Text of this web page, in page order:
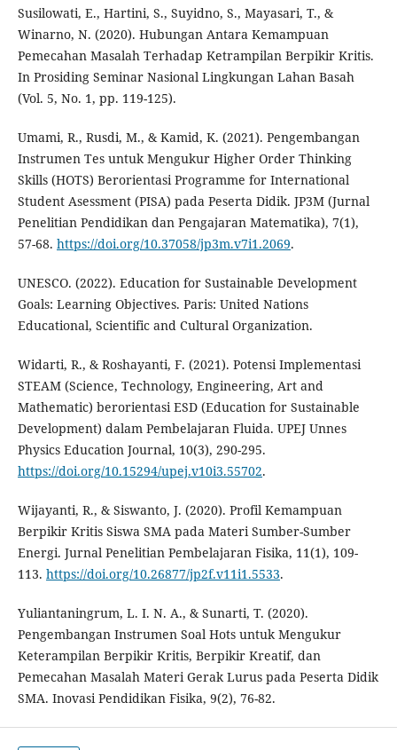
Susilowati, E., Hartini, S., Suyidno, S., Mayasari, T., &
Winarno, N. (2020). Hubungan Antara Kemampuan
Pemecahan Masalah Terhadap Ketrampilan Berpikir Kritis.
In Prosiding Seminar Nasional Lingkungan Lahan Basah
(Vol. 5, No. 1, pp. 119-125).
Umami, R., Rusdi, M., & Kamid, K. (2021). Pengembangan
Instrumen Tes untuk Mengukur Higher Order Thinking
Skills (HOTS) Berorientasi Programme for International
Student Asessment (PISA) pada Peserta Didik. JP3M (Jurnal
Penelitian Pendidikan dan Pengajaran Matematika), 7(1),
57-68. https://doi.org/10.37058/jp3m.v7i1.2069.
UNESCO. (2022). Education for Sustainable Development
Goals: Learning Objectives. Paris: United Nations
Educational, Scientific and Cultural Organization.
Widarti, R., & Roshayanti, F. (2021). Potensi Implementasi
STEAM (Science, Technology, Engineering, Art and
Mathematic) berorientasi ESD (Education for Sustainable
Development) dalam Pembelajaran Fluida. UPEJ Unnes
Physics Education Journal, 10(3), 290-295.
https://doi.org/10.15294/upej.v10i3.55702.
Wijayanti, R., & Siswanto, J. (2020). Profil Kemampuan
Berpikir Kritis Siswa SMA pada Materi Sumber-Sumber
Energi. Jurnal Penelitian Pembelajaran Fisika, 11(1), 109-
113. https://doi.org/10.26877/jp2f.v11i1.5533.
Yuliantaningrum, L. I. N. A., & Sunarti, T. (2020).
Pengembangan Instrumen Soal Hots untuk Mengukur
Keterampilan Berpikir Kritis, Berpikir Kreatif, dan
Pemecahan Masalah Materi Gerak Lurus pada Peserta Didik
SMA. Inovasi Pendidikan Fisika, 9(2), 76-82.